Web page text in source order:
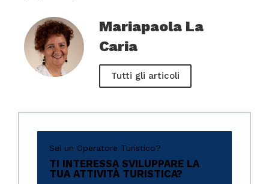
Mariapaola La
Caria
Tutti gli articoli
Sei un Operatore Turistico?
TI INTERESSA SVILUPPARE LA
TUA ATTIVITÀ TURISTICA?